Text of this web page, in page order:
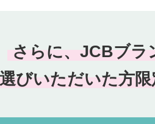
さらに、JCBブラ
びいただいた方